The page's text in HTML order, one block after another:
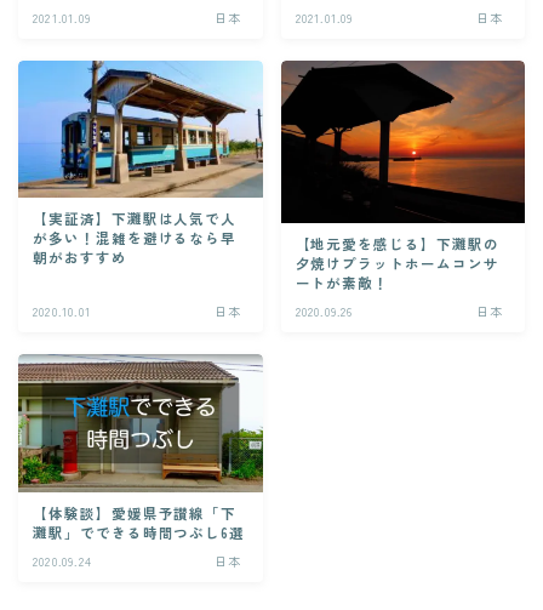
2021.01.09 日本 2021.01.09 日本
【実証済】下灘駅は人気で人
が多い！混雑を避けるなら早
朝がおすすめ
2020.10.01 日本
【地元愛を感じる】下灘駅の
夕焼けプラットホームコンサ
ートが素敵！
2020.09.26 日本
【体験談】愛媛県予讃線「下
灘駅」でできる時間つぶし6選
2020.09.24 日本